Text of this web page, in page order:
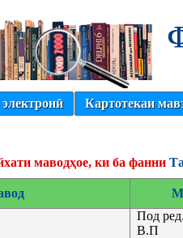
Картотекаи
маводҳое, ки ба фанни
Под
В.П